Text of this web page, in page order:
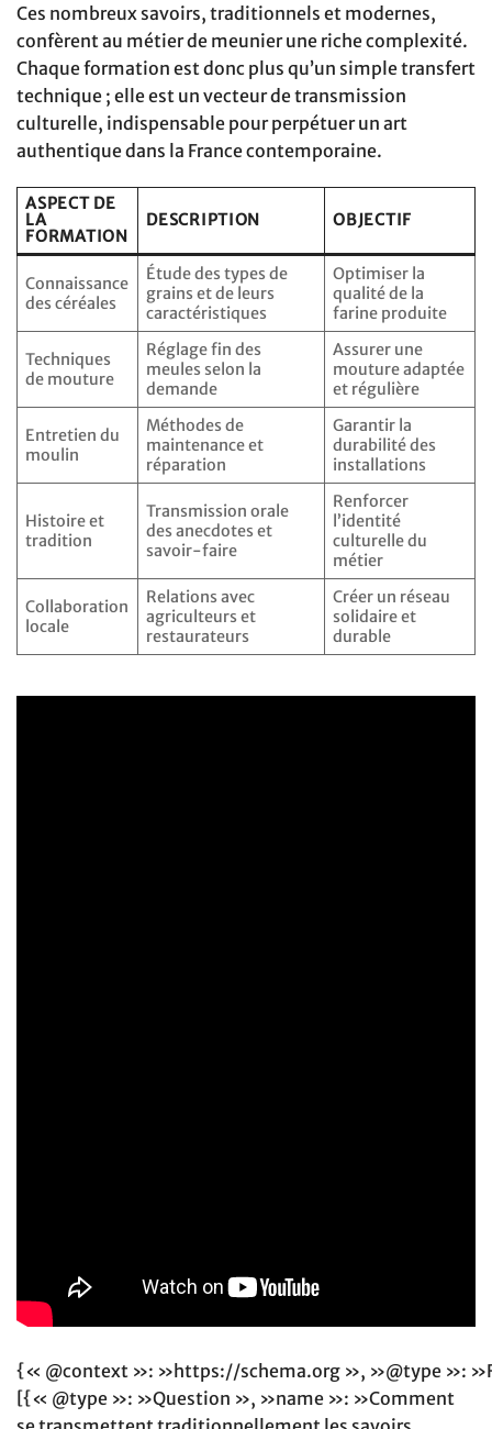
Ces nombreux savoirs, traditionnels et modernes,
confèrent au métier de meunier une riche complexité.
Chaque formation est donc plus qu’un simple transfert
technique ; elle est un vecteur de transmission
culturelle, indispensable pour perpétuer un art
authentique dans la France contemporaine.
ASPECT DE
LA
FORMATION
DESCRIPTION OBJECTIF
Connaissance
des céréales
Étude des types de
grains et de leurs
caractéristiques
Optimiser la
qualité de la
farine produite
Techniques
de mouture
Réglage fin des
meules selon la
demande
Assurer une
mouture adaptée
et régulière
Entretien du
moulin
Méthodes de
maintenance et
réparation
Garantir la
durabilité des
installations
Histoire et
tradition
Transmission orale
des anecdotes et
savoir-faire
Renforcer
l’identité
culturelle du
métier
Collaboration
locale
Relations avec
agriculteurs et
restaurateurs
Créer un réseau
solidaire et
durable
{« @context »: »https://schema.org », »@type »:
[{« @type »: »Question », »name »: »Comment